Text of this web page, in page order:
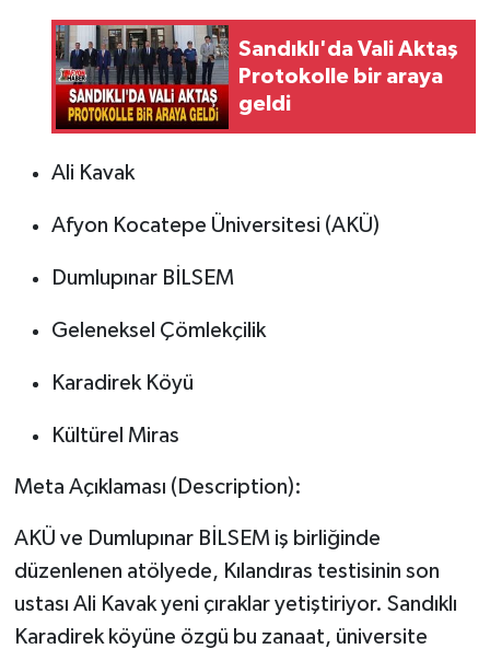
Sandıklı'da Vali Aktaş
Protokolle bir araya
geldi
Ali Kavak
Afyon Kocatepe Üniversitesi (AKÜ)
Dumlupınar BİLSEM
Geleneksel Çömlekçilik
Karadirek Köyü
Kültürel Miras
Meta Açıklaması (Description):
AKÜ ve Dumlupınar BİLSEM iş birliğinde
düzenlenen atölyede, Kılandıras testisinin son
ustası Ali Kavak yeni çıraklar yetiştiriyor. Sandıklı
Karadirek köyüne özgü bu zanaat, üniversite